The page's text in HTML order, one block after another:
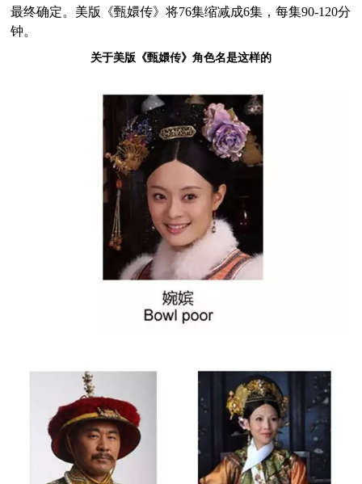
最终确定。美版《甄嬛传》将76集缩减成6集，每集90-120分
钟。
关于美版《甄嬛传》角色名是这样的